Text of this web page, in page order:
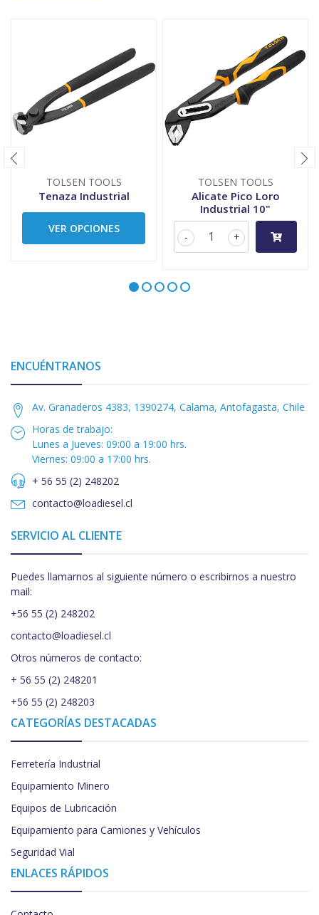
TOLSEN TOOLS
Tenaza Industrial
VER OPCIONES
TOLSEN TOOLS
Alicate Pico Loro
Industrial 10"
+
-
ENCUÉNTRANOS
Av. Granaderos 4383, 1390274, Calama, Antofagasta, Chile
Horas de trabajo:
Lunes a Jueves: 09:00 a 19:00 hrs.
Viernes: 09:00 a 17:00 hrs.
+ 56 55 (2) 248202
contacto@loadiesel.cl
SERVICIO AL CLIENTE
Puedes llamarnos al siguiente número o escribirnos a nuestro
mail:
+56 55 (2) 248202
contacto@loadiesel.cl
Otros números de contacto:
+ 56 55 (2) 248201
+56 55 (2) 248203
CATEGORÍAS DESTACADAS
Ferretería Industrial
Equipamiento Minero
Equipos de Lubricación
Equipamiento para Camiones y Vehículos
Seguridad Vial
ENLACES RÁPIDOS